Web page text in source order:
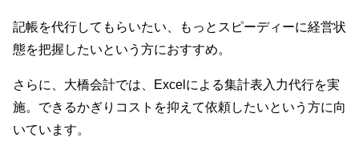
記帳を代行してもらいたい、もっとスピーディーに経営状
態を把握したいという方におすすめ。
さらに、大橋会計では、Excelによる集計表入力代行を実
施。できるかぎりコストを抑えて依頼したいという方に向
いています。